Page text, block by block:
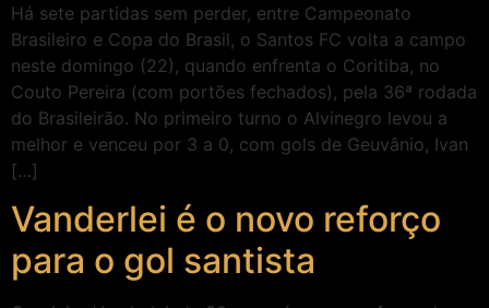
Há sete partidas sem perder, entre Campeonato
Brasileiro e Copa do Brasil, o Santos FC volta a campo
neste domingo (22), quando enfrenta o Coritiba, no
Couto Pereira (com portões fechados), pela 36ª rodada
do Brasileirão. No primeiro turno o Alvinegro levou a
melhor e venceu por 3 a 0, com gols de Geuvânio, Ivan
[…]
Vanderlei é o novo reforço
para o gol santista